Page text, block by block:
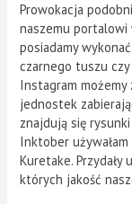
Prowokacja
naszemu portalowi
posiadamy
czarnego tuszu
Instagram możemy
jednostek
znajdują się
Inktober
Kuretake.
których jakość